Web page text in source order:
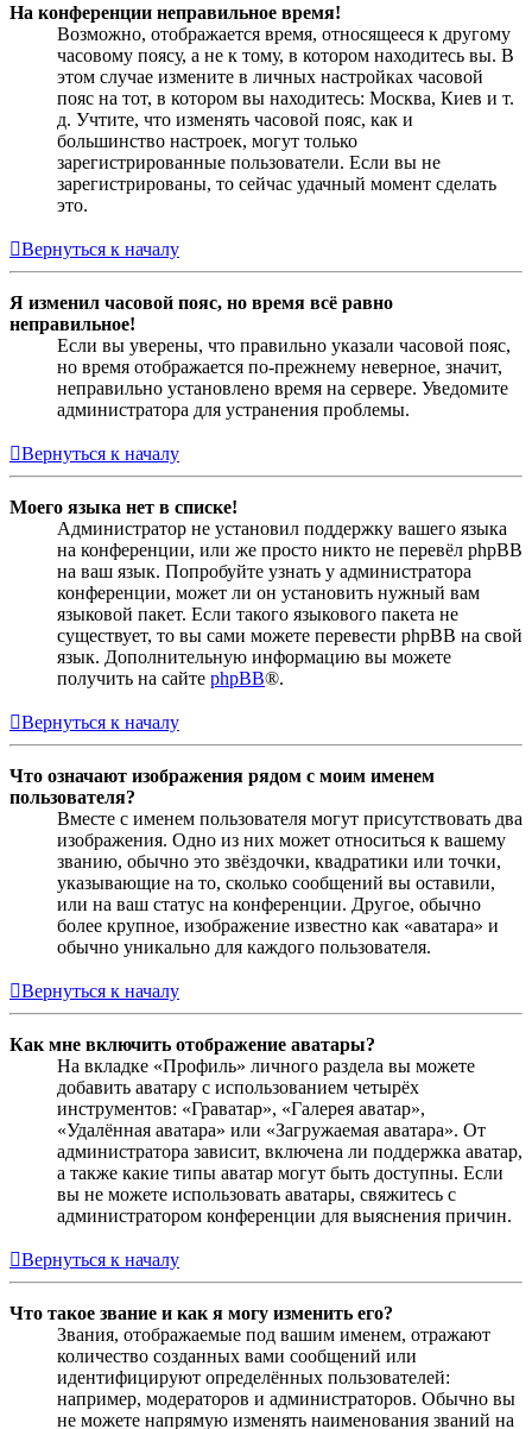
На конференции неправильное время!
Возможно, отображается время, относящееся к другому
часовому поясу, а не к тому, в котором находитесь вы. В
этом случае измените в личных настройках часовой
пояс на тот, в котором вы находитесь: Москва, Киев и т.
д. Учтите, что изменять часовой пояс, как и
большинство настроек, могут только
зарегистрированные пользователи. Если вы не
зарегистрированы, то сейчас удачный момент сделать
это.
Вернуться к началу
Я изменил часовой пояс, но время всё равно
неправильное!
Если вы уверены, что правильно указали часовой пояс,
но время отображается по-прежнему неверное, значит,
неправильно установлено время на сервере. Уведомите
администратора для устранения проблемы.
Вернуться к началу
Моего языка нет в списке!
Администратор не установил поддержку вашего языка
на конференции, или же просто никто не перевёл phpBB
на ваш язык. Попробуйте узнать у администратора
конференции, может ли он установить нужный вам
языковой пакет. Если такого языкового пакета не
существует, то вы сами можете перевести phpBB на свой
язык. Дополнительную информацию вы можете
получить на сайте phpBB®.
Вернуться к началу
Что означают изображения рядом с моим именем
пользователя?
Вместе с именем пользователя могут присутствовать два
изображения. Одно из них может относиться к вашему
званию, обычно это звёздочки, квадратики или точки,
указывающие на то, сколько сообщений вы оставили,
или на ваш статус на конференции. Другое, обычно
более крупное, изображение известно как «аватара» и
обычно уникально для каждого пользователя.
Вернуться к началу
Как мне включить отображение аватары?
На вкладке «Профиль» личного раздела вы можете
добавить аватару с использованием четырёх
инструментов: «Граватар», «Галерея аватар»,
«Удалённая аватара» или «Загружаемая аватара». От
администратора зависит, включена ли поддержка аватар,
а также какие типы аватар могут быть доступны. Если
вы не можете использовать аватары, свяжитесь с
администратором конференции для выяснения причин.
Вернуться к началу
Что такое звание и как я могу изменить его?
Звания, отображаемые под вашим именем, отражают
количество созданных вами сообщений или
идентифицируют определённых пользователей:
например, модераторов и администраторов. Обычно вы
не можете напрямую изменять наименования званий на